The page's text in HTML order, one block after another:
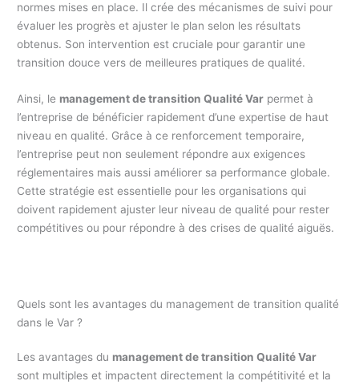
normes mises en place. Il crée des mécanismes de suivi pour
évaluer les progrès et ajuster le plan selon les résultats
obtenus. Son intervention est cruciale pour garantir une
transition douce vers de meilleures pratiques de qualité.
Ainsi, le management de transition Qualité Var permet à
l’entreprise de bénéficier rapidement d’une expertise de haut
niveau en qualité. Grâce à ce renforcement temporaire,
l’entreprise peut non seulement répondre aux exigences
réglementaires mais aussi améliorer sa performance globale.
Cette stratégie est essentielle pour les organisations qui
doivent rapidement ajuster leur niveau de qualité pour rester
compétitives ou pour répondre à des crises de qualité aiguës.
Quels sont les avantages du management de transition qualité
dans le Var ?
Les avantages du management de transition Qualité Var
sont multiples et impactent directement la compétitivité et la